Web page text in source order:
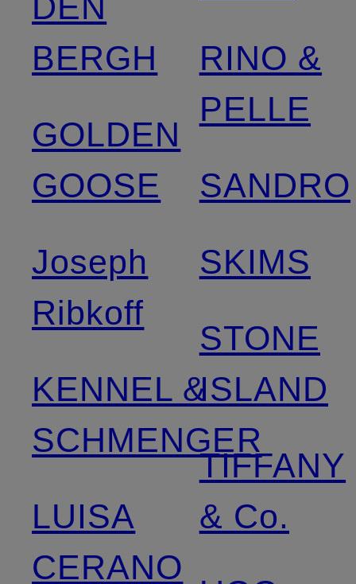
BERGH
GOLDEN
GOOSE
Joseph
Ribkoff
KENNEL &
SCHMENGER
LUISA
CERANO
RINO &
PELLE
SANDRO
SKIMS
STONE
ISLAND
TIFFANY
& Co.